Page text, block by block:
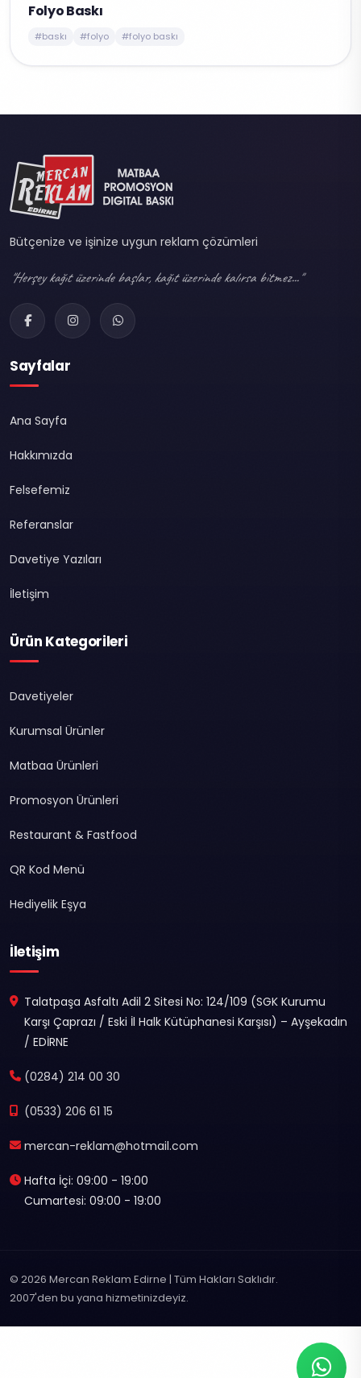
Folyo Baskı
#baskı #folyo #folyo baskı
Bütçenize ve işinize uygun reklam çözümleri
"Herşey kağıt üzerinde başlar, kağıt üzerinde kalırsa bitmez..."
Sayfalar
Ana Sayfa
Hakkımızda
Felsefemiz
Referanslar
Davetiye Yazıları
İletişim
Ürün Kategorileri
Davetiyeler
Kurumsal Ürünler
Matbaa Ürünleri
Promosyon Ürünleri
Restaurant & Fastfood
QR Kod Menü
Hediyelik Eşya
İletişim
Talatpaşa Asfaltı Adil 2 Sitesi No: 124/109 (SGK Kurumu
Karşı Çaprazı / Eski İl Halk Kütüphanesi Karşısı) – Ayşekadın
/ EDİRNE
(0284) 214 00 30
(0533) 206 61 15
mercan-reklam@hotmail.com
Hafta İçi: 09:00 - 19:00
Cumartesi: 09:00 - 19:00
© 2026 Mercan Reklam Edirne | Tüm Hakları Saklıdır.
2007'den bu yana hizmetinizdeyiz.